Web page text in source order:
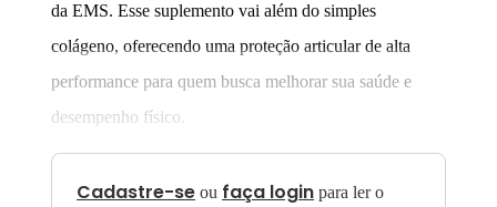
da EMS. Esse suplemento vai além do simples
colágeno, oferecendo uma proteção articular de alta
performance para quem busca melhorar sua saúde e
desempenho físico.
Cadastre-se ou faça login para ler o